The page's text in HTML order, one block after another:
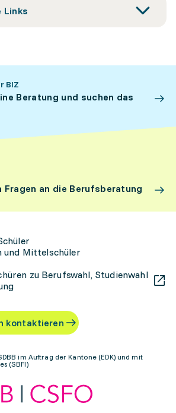
Links
BIZ
Beratung und suchen das
Fragen an die Berufsberatung
und Mittelschüler
zu Berufswahl, Studienwahl
kontaktieren
im Auftrag der Kantone (EDK) und mit
(SBFI)